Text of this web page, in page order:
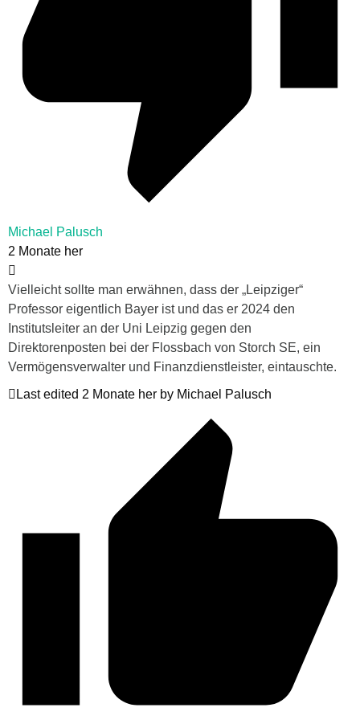
Michael Palusch
2 Monate her
Vielleicht sollte man erwähnen, dass der „Leipziger“
Professor eigentlich Bayer ist und das er 2024 den
Institutsleiter an der Uni Leipzig gegen den
Direktorenposten bei der Flossbach von Storch SE, ein
Vermögensverwalter und Finanzdienstleister, eintauschte.
Last edited 2 Monate her by Michael Palusch